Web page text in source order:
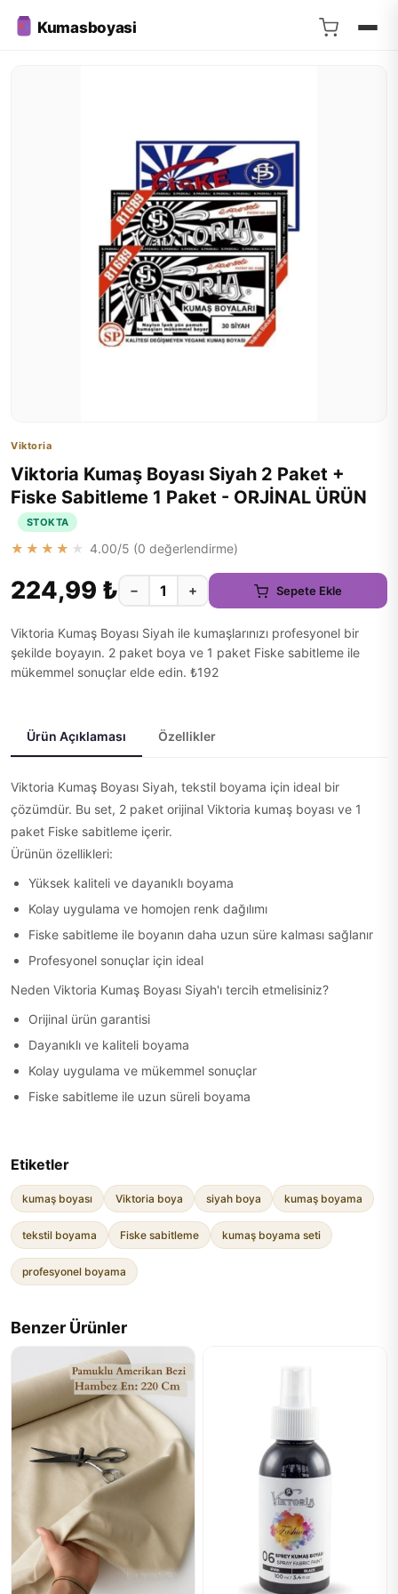
Kumasboyasi
Viktoria
Viktoria Kumaş Boyası Siyah 2 Paket +
Fiske Sabitleme 1 Paket - ORJİNAL ÜRÜN
STOKTA
★★★★★ 4.00/5 (0 değerlendirme)
224,99 ₺ − + Sepete Ekle
Viktoria Kumaş Boyası Siyah ile kumaşlarınızı profesyonel bir
şekilde boyayın. 2 paket boya ve 1 paket Fiske sabitleme ile
mükemmel sonuçlar elde edin. ₺192
Ürün Açıklaması Özellikler
Viktoria Kumaş Boyası Siyah, tekstil boyama için ideal bir
çözümdür. Bu set, 2 paket orijinal Viktoria kumaş boyası ve 1
paket Fiske sabitleme içerir.
Ürünün özellikleri:
Yüksek kaliteli ve dayanıklı boyama
Kolay uygulama ve homojen renk dağılımı
Fiske sabitleme ile boyanın daha uzun süre kalması sağlanır
Profesyonel sonuçlar için ideal
Neden Viktoria Kumaş Boyası Siyah'ı tercih etmelisiniz?
Orijinal ürün garantisi
Dayanıklı ve kaliteli boyama
Kolay uygulama ve mükemmel sonuçlar
Fiske sabitleme ile uzun süreli boyama
Etiketler
kumaş boyası Viktoria boya siyah boya kumaş boyama
tekstil boyama Fiske sabitleme kumaş boyama seti
profesyonel boyama
Benzer Ürünler